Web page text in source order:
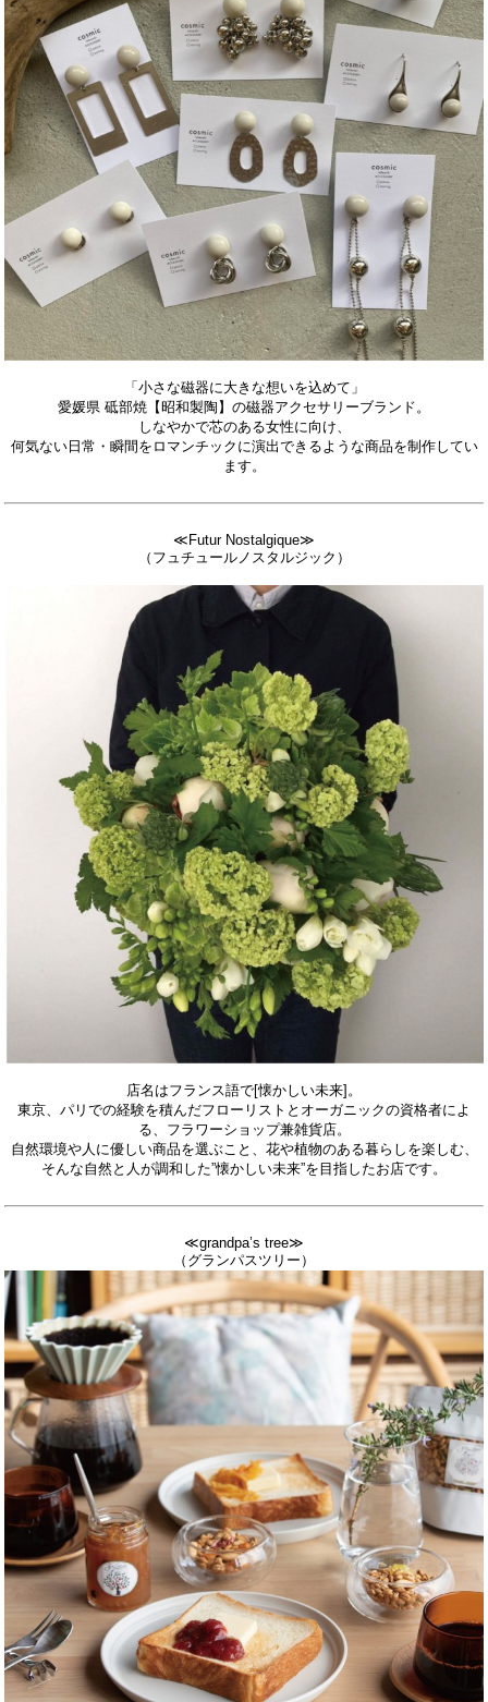
「小さな磁器に大きな想いを込めて」
愛媛県 砥部焼【昭和製陶】の磁器アクセサリーブランド。
しなやかで芯のある女性に向け、
何気ない日常・瞬間をロマンチックに演出できるような商品を制作してい
ます。
≪Futur Nostalgique≫
（フュチュールノスタルジック）
店名はフランス語で[懐かしい未来]。
東京、パリでの経験を積んだフローリストとオーガニックの資格者によ
る、フラワーショップ兼雑貨店。
自然環境や人に優しい商品を選ぶこと、花や植物のある暮らしを楽しむ、
そんな自然と人が調和した”懐かしい未来”を目指したお店です。
≪grandpa’s tree≫
（グランパスツリー）